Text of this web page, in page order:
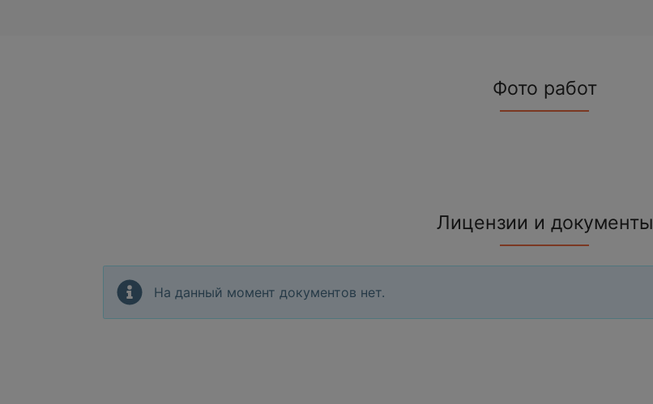
Фото работ
Лицензии и документы
На данный момент документов нет.